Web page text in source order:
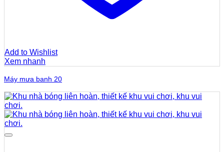
Add to Wishlist
Xem nhanh
Máy mưa banh 20